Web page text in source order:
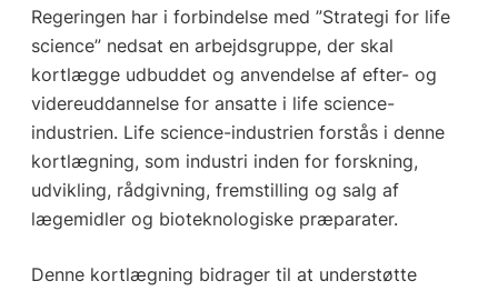
Regeringen har i forbindelse med ”Strategi for life
science” nedsat en arbejdsgruppe, der skal
kortlægge udbuddet og anvendelse af efter- og
videreuddannelse for ansatte i life science-
industrien. Life science-industrien forstås i denne
kortlægning, som industri inden for forskning,
udvikling, rådgivning, fremstilling og salg af
lægemidler og bioteknologiske præparater.
Denne kortlægning bidrager til at understøtte